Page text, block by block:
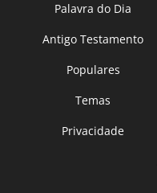
Palavra do Dia
Antigo Testamento
Populares
Temas
Privacidade